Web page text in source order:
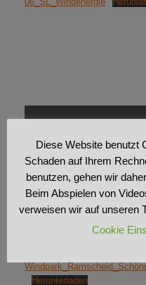
von
Hier klicken, um den
Inhalt von
Herunterladen
Diese Website benutzt
Schaden auf Ihrem
benutzen, gehen wir
Beim Abspielen von
verweisen wir auf unseren
Cookie